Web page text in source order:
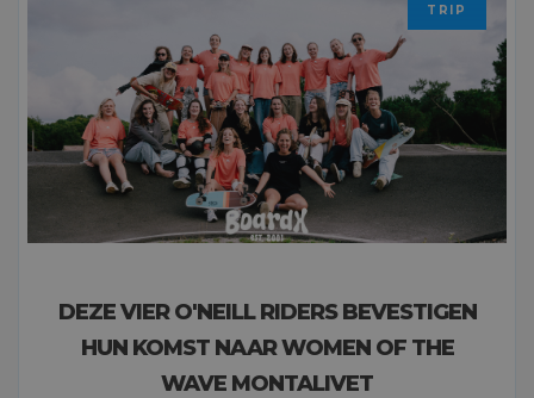
TRIP
DEZE VIER O'NEILL RIDERS BEVESTIGEN
HUN KOMST NAAR WOMEN OF THE
WAVE MONTALIVET